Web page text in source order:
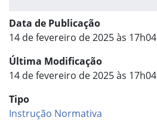
Data de Publicação
14 de fevereiro de 2025 às 17h04
Última Modificação
14 de fevereiro de 2025 às 17h04
Tipo
Instrução Normativa